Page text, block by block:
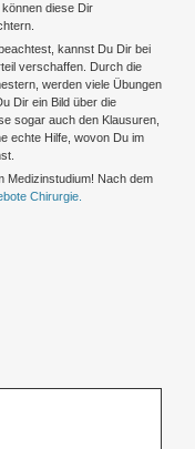
diese Dir
kannst Du Dir bei
verschaffen. Durch die
werden viele Übungen
Dir ein Bild über die
sogar auch den Klausuren,
echte Hilfe, wovon Du im
Medizinstudium! Nach dem
Chirurgie.